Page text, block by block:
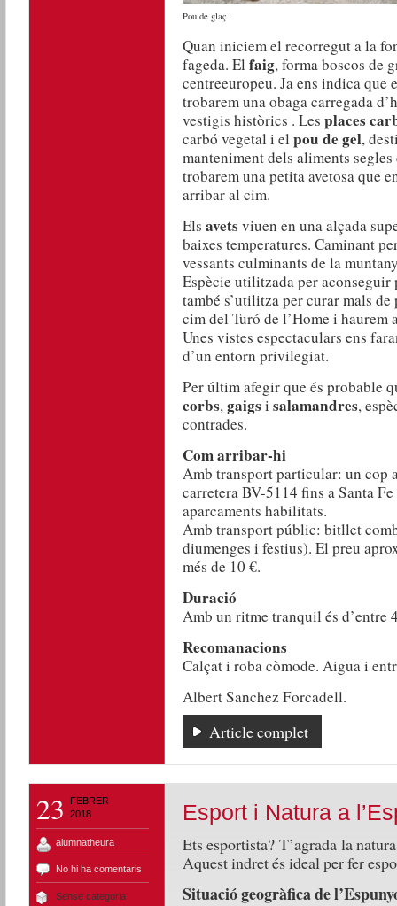
Pou de glaç.
Quan iniciem el recorregut a la
fageda. El faig, forma boscos de
centreeuropeu. Ja ens indica que
trobarem una obaga carregada
vestigis històrics . Les places
carbó vegetal i el pou de gel,
manteniment dels aliments
trobarem una petita avetosa que
arribar al cim.
Els avetsviuen en una alçada
baixes temperatures. Caminant
vessants culminants de la
Espècie utilitzada per
també s’utilitza per curar mals
cim del Turó de l’Home i
Unes vistes espectaculars ens
d’un entorn privilegiat.
Per últim afegir que és probable
corbs,gaigsi salamandres,
contrades.
Com arribar-hi
Amb transport particular: un cop
carretera BV-5114 fins a Santa
aparcaments habilitats.
Amb transport públic: bitllet
diumenges i festius). El preu
més de 10 €.
Duració
Amb un ritme tranquil és d’entre
Recomanacions
Calçat i roba còmode. Aigua i
Albert Sanchez Forcadell.
Article complet
23
FEBRER
2018
alumnatheura
No hi ha comentaris
Sense categoria
Esport i Natura a
Ets esportista? T’agrada la
Aquest indret és ideal per fer
Situació geogràfica de